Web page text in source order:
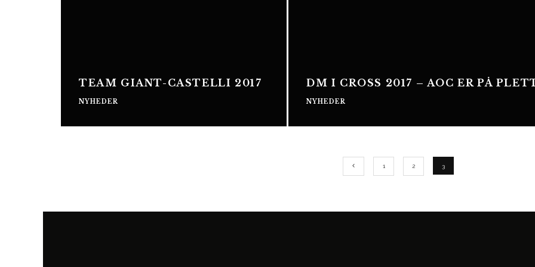
TEAM GIANT-CASTELLI 2017
NYHEDER
DM I CROSS 2017 – AOC ER PÅ
NYHEDER
1 2 3